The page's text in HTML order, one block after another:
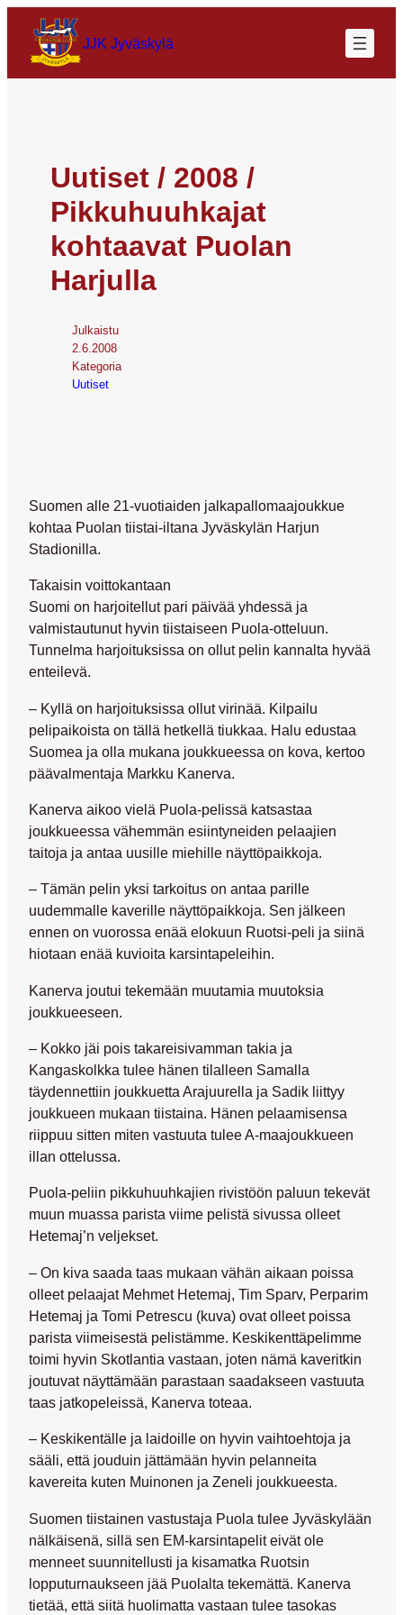
JJK Jyväskylä
Uutiset / 2008 /
Pikkuhuuhkajat
kohtaavat Puolan
Harjulla
Julkaistu
2.6.2008
Kategoria
Uutiset
Suomen alle 21-vuotiaiden jalkapallomaajoukkue
kohtaa Puolan tiistai-iltana Jyväskylän Harjun
Stadionilla.
Takaisin voittokantaan
Suomi on harjoitellut pari päivää yhdessä ja
valmistautunut hyvin tiistaiseen Puola-otteluun.
Tunnelma harjoituksissa on ollut pelin kannalta hyvää
enteilevä.
– Kyllä on harjoituksissa ollut virinää. Kilpailu
pelipaikoista on tällä hetkellä tiukkaa. Halu edustaa
Suomea ja olla mukana joukkueessa on kova, kertoo
päävalmentaja Markku Kanerva.
Kanerva aikoo vielä Puola-pelissä katsastaa
joukkueessa vähemmän esiintyneiden pelaajien
taitoja ja antaa uusille miehille näyttöpaikkoja.
– Tämän pelin yksi tarkoitus on antaa parille
uudemmalle kaverille näyttöpaikkoja. Sen jälkeen
ennen on vuorossa enää elokuun Ruotsi-peli ja siinä
hiotaan enää kuvioita karsintapeleihin.
Kanerva joutui tekemään muutamia muutoksia
joukkueeseen.
– Kokko jäi pois takareisivamman takia ja
Kangaskolkka tulee hänen tilalleen Samalla
täydennettiin joukkuetta Arajuurella ja Sadik liittyy
joukkueen mukaan tiistaina. Hänen pelaamisensa
riippuu sitten miten vastuuta tulee A-maajoukkueen
illan ottelussa.
Puola-peliin pikkuhuuhkajien rivistöön paluun tekevät
muun muassa parista viime pelistä sivussa olleet
Hetemaj’n veljekset.
– On kiva saada taas mukaan vähän aikaan poissa
olleet pelaajat Mehmet Hetemaj, Tim Sparv, Perparim
Hetemaj ja Tomi Petrescu (kuva) ovat olleet poissa
parista viimeisestä pelistämme. Keskikenttäpelimme
toimi hyvin Skotlantia vastaan, joten nämä kaveritkin
joutuvat näyttämään parastaan saadakseen vastuuta
taas jatkopeleissä, Kanerva toteaa.
– Keskikentälle ja laidoille on hyvin vaihtoehtoja ja
sääli, että jouduin jättämään hyvin pelanneita
kavereita kuten Muinonen ja Zeneli joukkueesta.
Suomen tiistainen vastustaja Puola tulee Jyväskylään
nälkäisenä, sillä sen EM-karsintapelit eivät ole
menneet suunnitellusti ja kisamatka Ruotsin
lopputurnaukseen jää Puolalta tekemättä. Kanerva
tietää, että siitä huolimatta vastaan tulee tasokas